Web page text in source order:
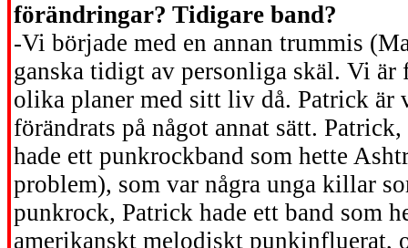
förändringar? Tidigare band?
-Vi började med en annan trummis
ganska tidigt av personliga skäl. Vi är
olika planer med sitt liv då. Patrick är
förändrats på något annat sätt.
hade ett punkrockband som hette
problem), som var några unga killar
punkrock, Patrick hade ett band som
amerikanskt melodiskt punkinfluerat,